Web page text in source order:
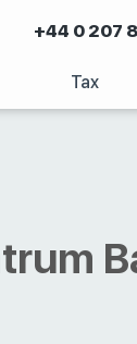
+44 0 207
Tax